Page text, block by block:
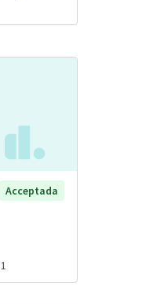
Acceptada
1